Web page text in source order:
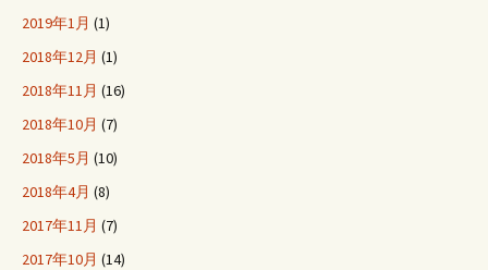
2019年1月 (1)
2018年12月 (1)
2018年11月 (16)
2018年10月 (7)
2018年5月 (10)
2018年4月 (8)
2017年11月 (7)
2017年10月 (14)